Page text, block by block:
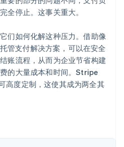
全停止。这事关重大。
们如何化解这种压力。借助像
管支付解决方案，可以在安全
账流程，从而为企业节省构建
的大量成本和时间。Stripe
高度定制，这使其成为两全其